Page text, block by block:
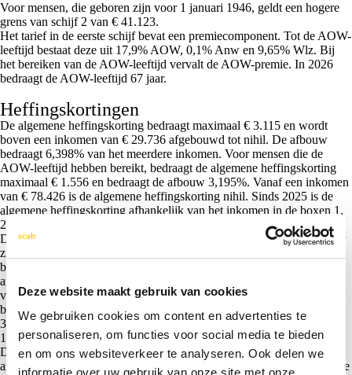
Deze website maakt gebruik van cookies
We gebruiken cookies om content en advertenties te
personaliseren, om functies voor social media te bieden
en om ons websiteverkeer te analyseren. Ook delen we
informatie over uw gebruik van onze site met onze
Voor mensen, die geboren zijn voor 1 januari 1946, geldt een hogere
grens van schijf 2 van € 41.123.
Het tarief in de eerste schijf bevat een premiecomponent. Tot de AOW-
leeftijd bestaat deze uit 17,9% AOW, 0,1% Anw en 9,65% Wlz. Bij
het bereiken van de AOW-leeftijd vervalt de AOW-premie. In 2026
bedraagt de AOW-leeftijd 67 jaar.
Heffingskortingen
De algemene heffingskorting bedraagt maximaal € 3.115 en wordt
boven een inkomen van € 29.736 afgebouwd tot nihil. De afbouw
bedraagt 6,398% van het meerdere inkomen. Voor mensen die de
AOW-leeftijd hebben bereikt, bedraagt de algemene heffingskorting
maximaal € 1.556 en bedraagt de afbouw 3,195%. Vanaf een inkomen
van € 78.426 is de algemene heffingskorting nihil. Sinds 2025 is de
algemene heffingskorting afhankelijk van het inkomen in de boxen 1,
2 en 3 samen.
De arbeidskorting
bedraagt maximaal € 5.685 voor mensen die jonger
zijn dan de AOW-leeftijd. Voor mensen die de AOW-leeftijd hebben
bereikt, bedraagt de arbeidskorting maximaal € 2.840. De
arbeidskorting wordt afgebouwd tot nihil vanaf een arbeidsinkomen
van € 45.592. De afbouw bedraagt 6,51% van het arbeidsinkomen
boven € 45.592. Voor AOW-gerechtigden bedraagt de afbouw
3,250%. De arbeidskorting bedraagt nihil bij een inkomen vanaf €
132.290.
De inkomensafhankelijke combinatiekortingstart op nihil bij een
arbeidsinkomen van € 6.239 en loopt op met 11,45% van het meerdere